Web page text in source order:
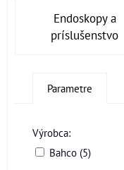
Endoskopy a
príslušenstvo
Parametre
Výrobca:
Bahco (5)